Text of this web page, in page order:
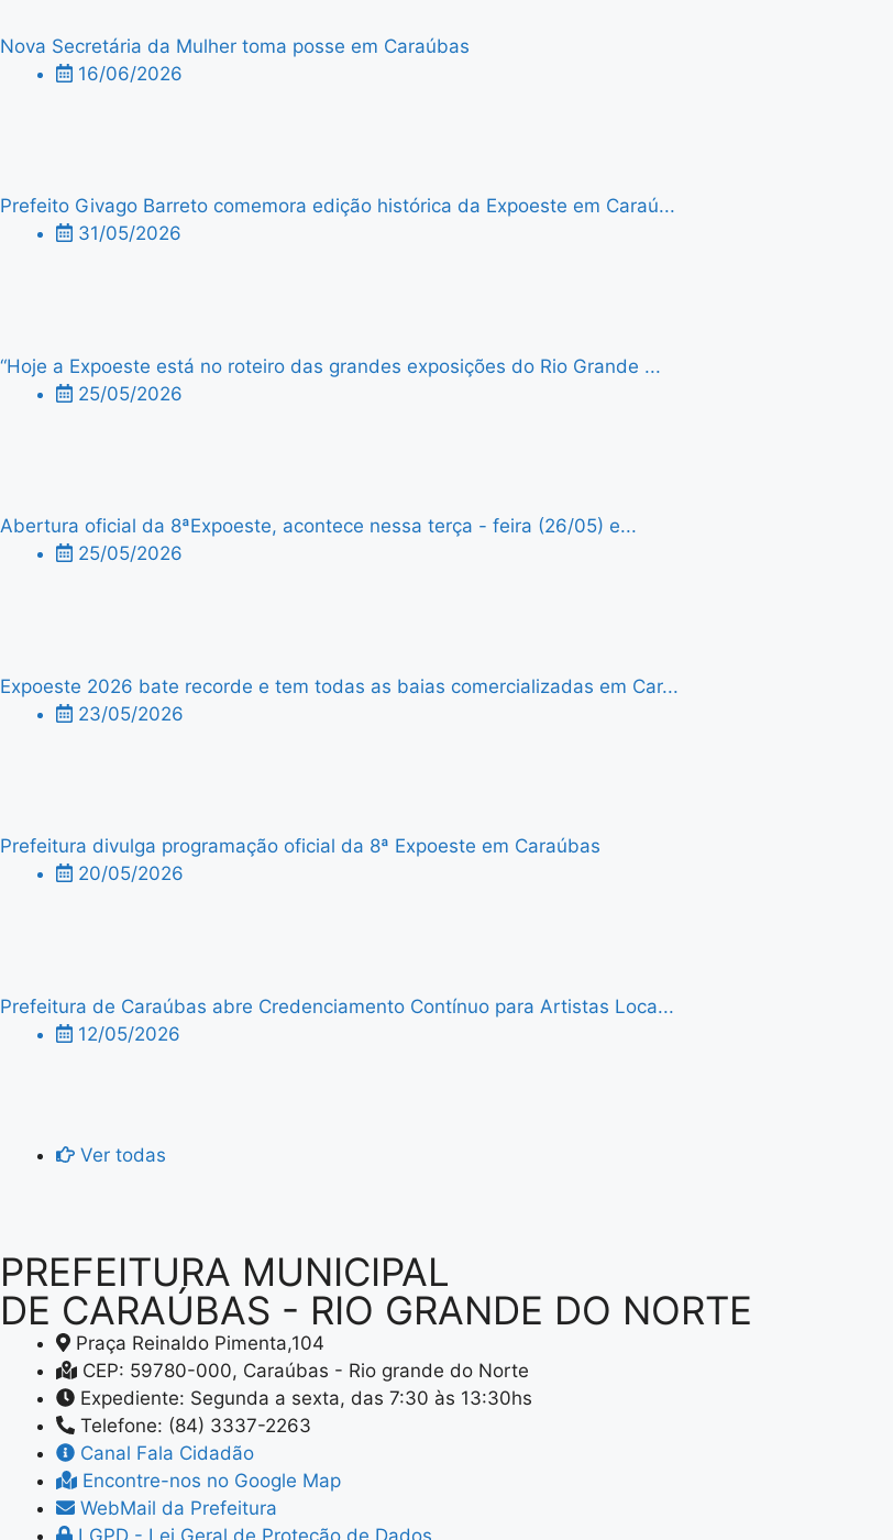
Nova Secretária da Mulher toma posse em Caraúbas
16/06/2026
Prefeito Givago Barreto comemora edição histórica da Expoeste em Caraú...
31/05/2026
“Hoje a Expoeste está no roteiro das grandes exposições do Rio Grande ...
25/05/2026
Abertura oficial da 8ªExpoeste, acontece nessa terça - feira (26/05) e...
25/05/2026
Expoeste 2026 bate recorde e tem todas as baias comercializadas em Car...
23/05/2026
Prefeitura divulga programação oficial da 8ª Expoeste em Caraúbas
20/05/2026
Prefeitura de Caraúbas abre Credenciamento Contínuo para Artistas Loca...
12/05/2026
Ver todas
PREFEITURA MUNICIPAL
DE CARAÚBAS - RIO GRANDE DO NORTE
Praça Reinaldo Pimenta,104
CEP: 59780-000, Caraúbas - Rio grande do Norte
Expediente: Segunda a sexta, das 7:30 às 13:30hs
Telefone: (84) 3337-2263
Canal Fala Cidadão
Encontre-nos no Google Map
WebMail da Prefeitura
LGPD - Lei Geral de Proteção de Dados